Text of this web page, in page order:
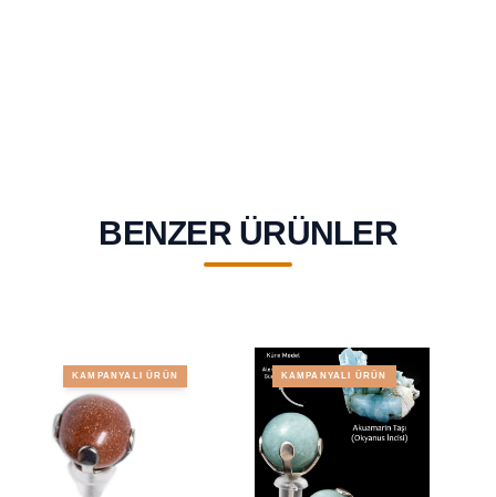
BENZER ÜRÜNLER
KAMPANYALI ÜRÜN KAMPANYALI ÜRÜN